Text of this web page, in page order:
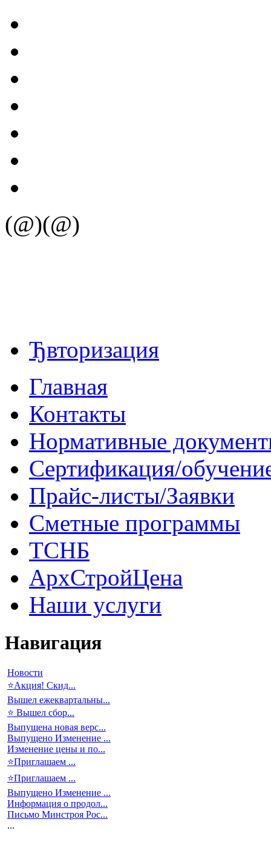
(@)(@)
Ђвторизация
Главная
Контакты
Нормативные
Сертификация/
Прайс-листы/Заявки
Сметные программы
ТСНБ
АрхСтройЦена
Наши услуги
Навигация
Новости
⭐Акция! Скид...
Вышел ежеквартальны...
⭐ Вышел сбор...
Выпущена новая верс...
Выпущено Изменение ...
Изменение цены и по...
⭐Приглашаем ...
⭐Приглашаем ...
Выпущено Изменение ...
Информация о продол...
Письмо Минстроя Рос...
...